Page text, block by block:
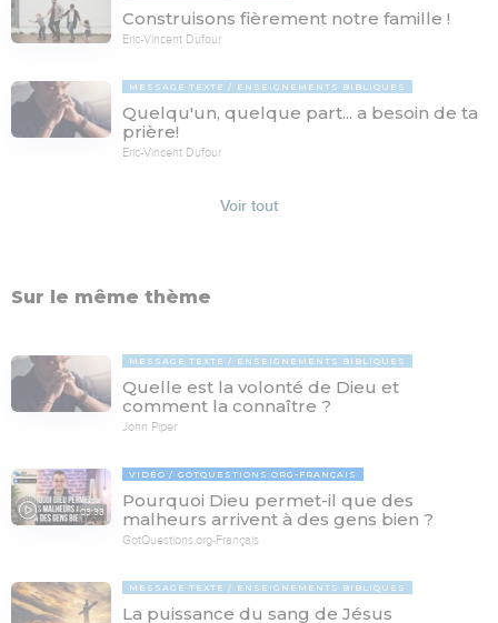
Construisons fièrement notre famille !
Eric-Vincent Dufour
MESSAGE TEXTE ENSEIGNEMENTS BIBLIQUES
Quelqu'un, quelque part... a besoin de ta
prière!
Eric-Vincent Dufour
Voir tout
Sur le même thème
MESSAGE TEXTE ENSEIGNEMENTS BIBLIQUES
Quelle est la volonté de Dieu et
comment la connaître ?
John Piper
03:33
VIDÉO GOTQUESTIONS.ORG-FRANÇAIS
Pourquoi Dieu permet-il que des
malheurs arrivent à des gens bien ?
GotQuestions.org-Français
MESSAGE TEXTE ENSEIGNEMENTS BIBLIQUES
La puissance du sang de Jésus